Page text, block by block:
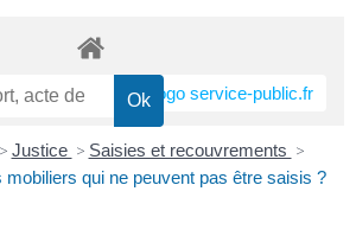
> Justice > Saisies et recouvrements >
qui ne peuvent pas être saisis ?